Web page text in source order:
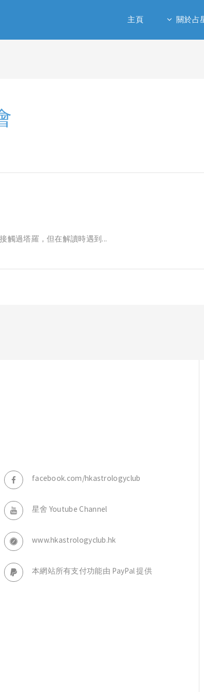
主頁 關於占
觸過塔羅，但在解讀時遇到...
facebook.com/hkastrologyclub
星舍 Youtube Channel
www.hkastrologyclub.hk
本網站所有支付功能由 PayPal 提供